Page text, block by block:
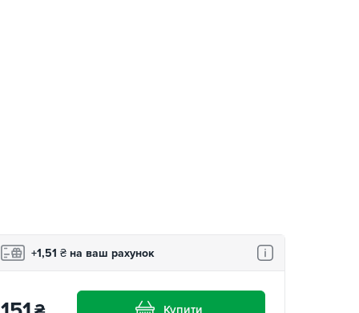
+1,51 ₴ на ваш рахунок
Купити